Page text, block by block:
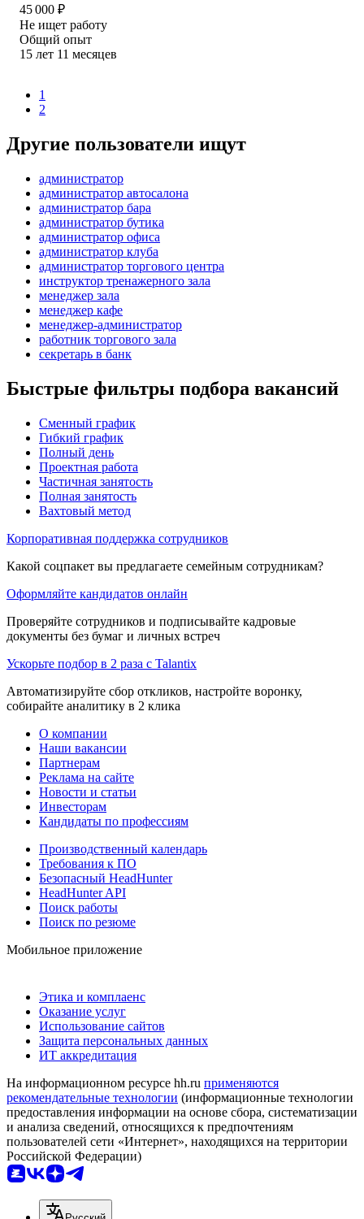
45 000 ₽
Не ищет работу
Общий опыт
15 лет 11 месяцев
1
2
Другие пользователи ищут
администратор
администратор автосалона
администратор бара
администратор бутика
администратор офиса
администратор клуба
администратор торгового центра
инструктор тренажерного зала
менеджер зала
менеджер кафе
менеджер-администратор
работник торгового зала
секретарь в банк
Быстрые фильтры подбора вакансий
Сменный график
Гибкий график
Полный день
Проектная работа
Частичная занятость
Полная занятость
Вахтовый метод
Корпоративная поддержка сотрудников
Какой соцпакет вы предлагаете семейным сотрудникам?
Оформляйте кандидатов онлайн
Проверяйте сотрудников и подписывайте кадровые
документы без бумаг и личных встреч
Ускорьте подбор в 2 раза с Talantix
Автоматизируйте сбор откликов, настройте воронку,
собирайте аналитику в 2 клика
О компании
Наши вакансии
Партнерам
Реклама на сайте
Новости и статьи
Инвесторам
Кандидаты по профессиям
Производственный календарь
Требования к ПО
Безопасный HeadHunter
HeadHunter API
Поиск работы
Поиск по резюме
Мобильное приложение
Этика и комплаенс
Оказание услуг
Использование сайтов
Защита персональных данных
ИТ аккредитация
На информационном ресурсе hh.ru применяются
рекомендательные технологии (информационные технологии
предоставления информации на основе сбора, систематизации
и анализа сведений, относящихся к предпочтениям
пользователей сети «Интернет», находящихся на территории
Российской Федерации)